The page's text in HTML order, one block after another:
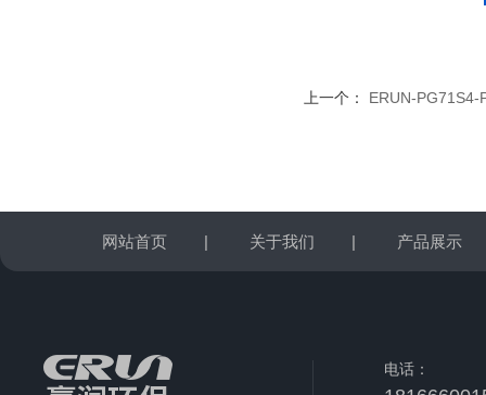
上一个： ERUN-PG71S4-
网站首页 | 关于我们 | 产品展示
电话：